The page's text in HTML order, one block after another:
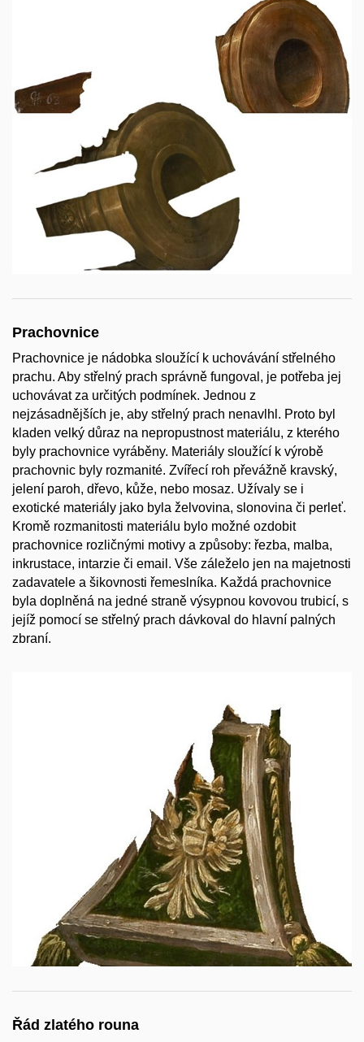
Prachovnice
Prachovnice je nádobka sloužící k uchovávání střelného
prachu. Aby střelný prach správně fungoval, je potřeba jej
uchovávat za určitých podmínek. Jednou z
nejzásadnějších je, aby střelný prach nenavlhl. Proto byl
kladen velký důraz na nepropustnost materiálu, z kterého
byly prachovnice vyráběny. Materiály sloužící k výrobě
prachovnic byly rozmanité. Zvířecí roh převážně kravský,
jelení paroh, dřevo, kůže, nebo mosaz. Užívaly se i
exotické materiály jako byla želvovina, slonovina či perleť.
Kromě rozmanitosti materiálu bylo možné ozdobit
prachovnice rozličnými motivy a způsoby: řezba, malba,
inkrustace, intarzie či email. Vše záleželo jen na majetnosti
zadavatele a šikovnosti řemeslníka. Každá prachovnice
byla doplněná na jedné straně výsypnou kovovou trubicí, s
jejíž pomocí se střelný prach dávkoval do hlavní palných
zbraní.
Řád zlatého rouna